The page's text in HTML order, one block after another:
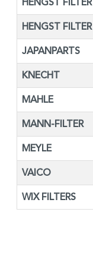
HENGST FILTER
JAPANPARTS
KNECHT
MAHLE
MANN-FILTER
MEYLE
VAICO
WIX FILTERS